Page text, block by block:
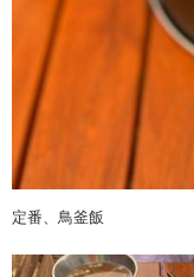
定番、鳥釜飯